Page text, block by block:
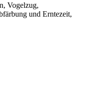
Vogelzug,
und Erntezeit,